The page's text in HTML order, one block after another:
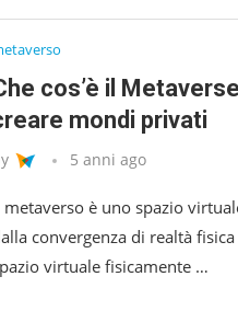
cos’è il
mondi privati
5 anni ago
metaverso è uno spazio
convergenza di realtà
virtuale fisicamente …